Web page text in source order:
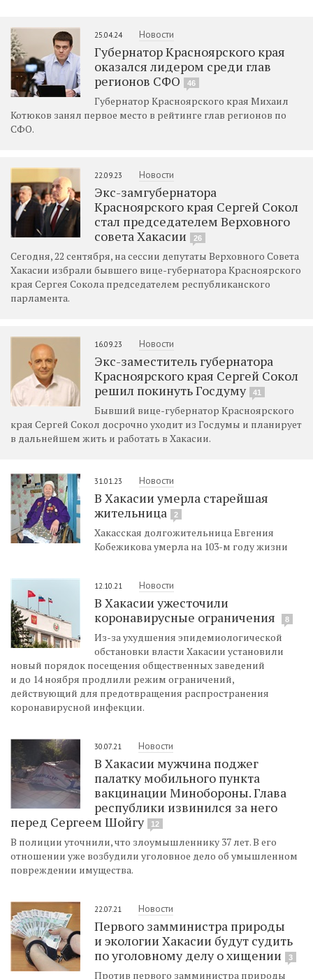
25.04.24 Новости
Губернатор Красноярского края
оказался лидером среди глав
регионов СФО
46
Губернатор Красноярского края Михаил
Котюков занял первое место в рейтинге глав регионов по
СФО.
22.09.23 Новости
Экс-замгубернатора
Красноярского края Сергей Сокол
стал председателем Верховного
совета Хакасии
26
Сегодня, 22 сентября, на сессии депутаты Верховного Совета
Хакасии избрали бывшего вице-губернатора Красноярского
края Сергея Сокола председателем республиканского
парламента.
16.09.23 Новости
Экс-заместитель губернатора
Красноярского края Сергей Сокол
решил покинуть Госдуму
41
Бывший вице-губернатор Красноярского
края Сергей Сокол досрочно уходит из Госдумы и планирует
в дальнейшем жить и работать в Хакасии.
31.01.23 Новости
В Хакасии умерла старейшая
жительница
2
Хакасская долгожительница Евгения
Кобежикова умерла на 103-м году жизни
12.10.21 Новости
В Хакасии ужесточили
коронавирусные ограничения
8
Из-за ухудшения эпидемиологической
обстановки власти Хакасии установили
новый порядок посещения общественных заведений
и до 14 ноября продлили режим ограничений,
действующий для предотвращения распространения
коронавирусной инфекции.
30.07.21 Новости
В Хакасии мужчина поджег
палатку мобильного пункта
вакцинации Минобороны. Глава
республики извинился за него
перед Сергеем Шойгу
12
В полиции уточнили, что злоумышленнику 37 лет. В его
отношении уже возбудили уголовное дело об умышленном
повреждении имущества.
22.07.21 Новости
Первого замминистра природы
и экологии Хакасии будут судить
по уголовному делу о хищении
3
Против первого замминистра природы